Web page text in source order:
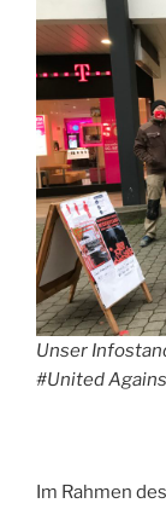
Unser
#United
Im Rahmen des